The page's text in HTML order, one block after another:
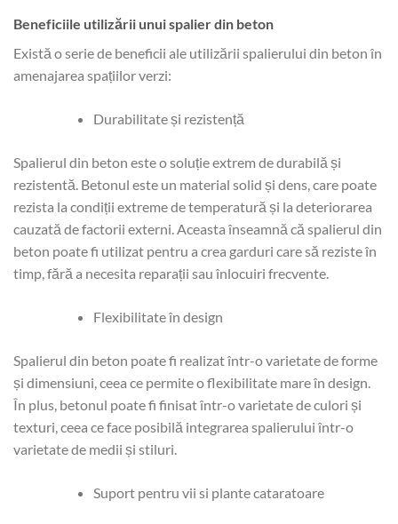
Beneficiile utilizării unui spalier din beton
Există o serie de beneficii ale utilizării spalierului din beton în
amenajarea spațiilor verzi:
Durabilitate și rezistență
Spalierul din beton este o soluție extrem de durabilă și
rezistentă. Betonul este un material solid și dens, care poate
rezista la condiții extreme de temperatură și la deteriorarea
cauzată de factorii externi. Aceasta înseamnă că spalierul din
beton poate fi utilizat pentru a crea garduri care să reziste în
timp, fără a necesita reparații sau înlocuiri frecvente.
Flexibilitate în design
Spalierul din beton poate fi realizat într-o varietate de forme
și dimensiuni, ceea ce permite o flexibilitate mare în design.
În plus, betonul poate fi finisat într-o varietate de culori și
texturi, ceea ce face posibilă integrarea spalierului într-o
varietate de medii și stiluri.
Suport pentru vii si plante cataratoare